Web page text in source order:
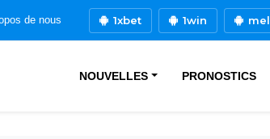
de nous 1xbet 1win
NOUVELLES PRONOSTICS